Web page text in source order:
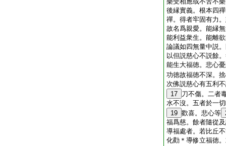
後縁實義。根本四
禪。得者牢固有力
故名爲親愛。能縁
能利益衆生。能離
論議如四無量中説
以但説慈心不説餘
能生大福徳。悲心
功徳故福徳不深。
次佛説慈心有五利
17 刀不傷。二者
水不沒。五者於一
19 歡喜。悲心等
福爲慈。餘者隨從
導福處者。若比丘
化勸＊導修立福徳